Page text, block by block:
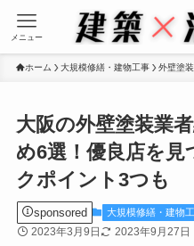
メニュー
ホーム 大規模修繕・建物工事 外壁塗
大阪の外壁塗装業
め6選！優良店を
クポイント3つも
sponsored 大規模修繕・建物
2023年3月9日 2023年9月27日